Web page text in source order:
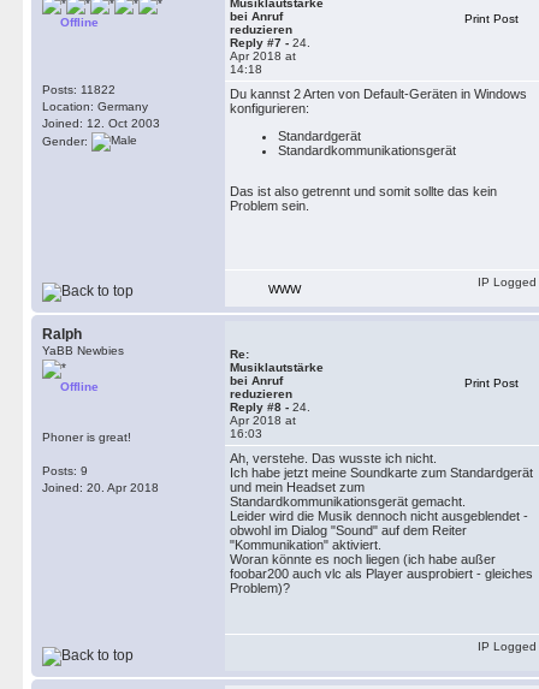
Offline
Posts: 11822
Location: Germany
Joined: 12. Oct 2003
Gender:
Musiklautstärke
bei Anruf
reduzieren
Reply #7 - 24.
Apr 2018 at
14:18
Print Post
Du kannst 2 Arten von Default-Geräten in Windows
konfigurieren:
Standardgerät
Standardkommunikationsgerät
Das ist also getrennt und somit sollte das kein
Problem sein.
WWW
IP Logged
Ralph
YaBB Newbies
Offline
Phoner is great!
Posts: 9
Joined: 20. Apr 2018
Re:
Musiklautstärke
bei Anruf
reduzieren
Reply #8 - 24.
Apr 2018 at
16:03
Print Post
Ah, verstehe. Das wusste ich nicht.
Ich habe jetzt meine Soundkarte zum Standardgerät
und mein Headset zum
Standardkommunikationsgerät gemacht.
Leider wird die Musik dennoch nicht ausgeblendet -
obwohl im Dialog "Sound" auf dem Reiter
"Kommunikation" aktiviert.
Woran könnte es noch liegen (ich habe außer
foobar200 auch vlc als Player ausprobiert - gleiches
Problem)?
IP Logged